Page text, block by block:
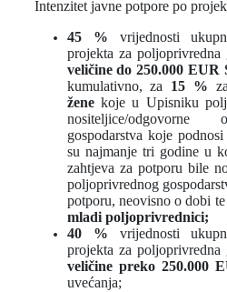
Intenzitet javne potpore po
45 % vrijednosti
projekta za poljoprivredna
veličine do 250.000 EUR
kumulativno, za 15 %
ženekoje u Upisniku
nositeljice/odgovorne
gospodarstva koje
su najmanje tri godine u
zahtjeva za potporu bile
poljoprivrednog
potporu, neovisno o dobi
mladi poljoprivrednici;
40 % vrijednosti
projekta za poljoprivredna
veličine preko 250.000
uvećanja;